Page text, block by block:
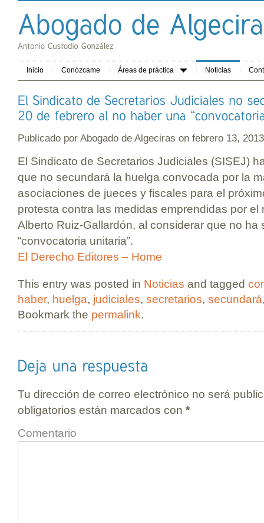
Inicio Conózcame Áreas de práctica Noticias
Publicado por Abogado de Algeciras on febrero 13,
El Sindicato de Secretarios Judiciales (SISEJ)
que no secundará la huelga convocada por la
asociaciones de jueces y fiscales para el
protesta contra las medidas emprendidas por el
Alberto Ruiz-Gallardón, al considerar que no ha
“convocatoria unitaria”.
El Derecho Editores – Home
This entry was posted in Noticias and tagged
haber, huelga, judiciales, secretarios, secundará
Bookmark the permalink.
Tu dirección de correo electrónico no será
obligatorios están marcados con *
Comentario